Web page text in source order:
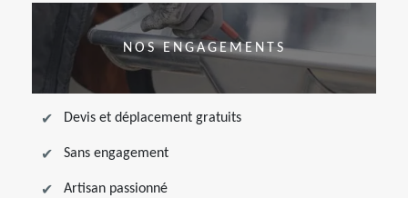
NOS ENGAGEMENTS
Devis et déplacement gratuits
Sans engagement
Artisan passionné